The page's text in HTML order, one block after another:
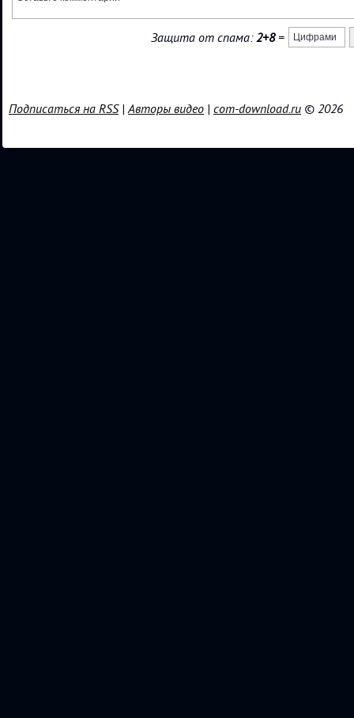
Защита от спама:2+8=
Подписаться на RSS|Авторы видео | com-download.ru © 2026